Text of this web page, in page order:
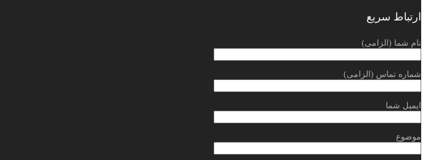
ارتباط سریع
نام شما (الزامی)
شماره تماس (الزامی)
ایمیل شما
موضوع